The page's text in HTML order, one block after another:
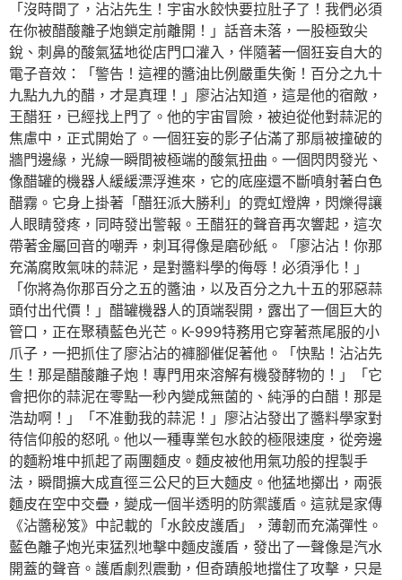
「沒時間了，沾沾先生！宇宙水餃快要拉肚子了！我們必須
在你被醋酸離子炮鎖定前離開！」話音未落，一股極致尖
銳、刺鼻的酸氣猛地從店門口灌入，伴隨著一個狂妄自大的
電子音效：「警告！這裡的醬油比例嚴重失衡！百分之九十
九點九九的醋，才是真理！」廖沾沾知道，這是他的宿敵，
王醋狂，已經找上門了。他的宇宙冒險，被迫從他對蒜泥的
焦慮中，正式開始了。一個狂妄的影子佔滿了那扇被撞破的
牆門邊緣，光線一瞬間被極端的酸氣扭曲。一個閃閃發光、
像醋罐的機器人緩緩漂浮進來，它的底座還不斷噴射著白色
醋霧。它身上掛著「醋狂派大勝利」的霓虹燈牌，閃爍得讓
人眼睛發疼，同時發出警報。王醋狂的聲音再次響起，這次
帶著金屬回音的嘲弄，刺耳得像是磨砂紙。「廖沾沾！你那
充滿腐敗氣味的蒜泥，是對醬料學的侮辱！必須淨化！」
「你將為你那百分之五的醬油，以及百分之九十五的邪惡蒜
頭付出代價！」醋罐機器人的頂端裂開，露出了一個巨大的
管口，正在聚積藍色光芒。K-999特務用它穿著燕尾服的小
爪子，一把抓住了廖沾沾的褲腳催促著他。「快點！沾沾先
生！那是醋酸離子炮！專門用來溶解有機發酵物的！」「它
會把你的蒜泥在零點一秒內變成無菌的、純淨的白醋！那是
浩劫啊！」「不准動我的蒜泥！」廖沾沾發出了醬料學家對
待信仰般的怒吼。他以一種專業包水餃的極限速度，從旁邊
的麵粉堆中抓起了兩團麵皮。麵皮被他用氣功般的捏製手
法，瞬間擴大成直徑三公尺的巨大麵皮。他猛地擲出，兩張
麵皮在空中交疊，變成一個半透明的防禦護盾。這就是家傳
《沾醬秘笈》中記載的「水餃皮護盾」，薄韌而充滿彈性。
藍色離子炮光束猛烈地擊中麵皮護盾，發出了一聲像是汽水
開蓋的聲音。護盾劇烈震動，但奇蹟般地擋住了攻擊，只是